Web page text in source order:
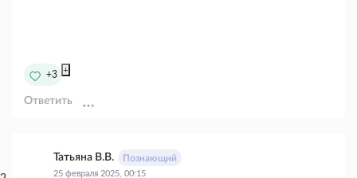
+3 +
Ответить
Татьяна В.В. Познающий
25 февраля 2025, 00:15